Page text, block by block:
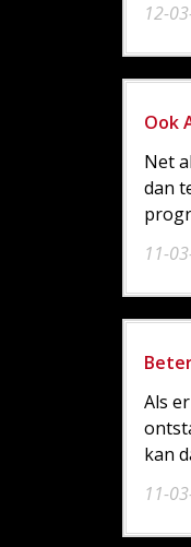
12-
Ook
11-
Net
dan
11-
Als
kan